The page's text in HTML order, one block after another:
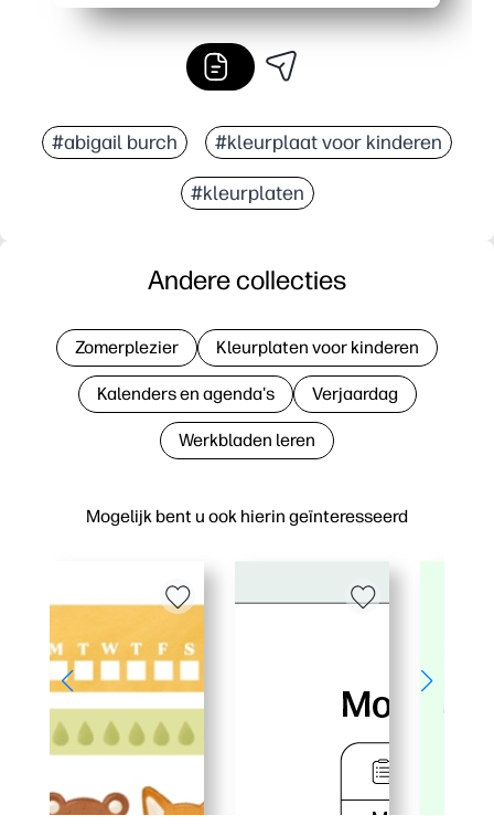
#abigail burch #kleurplaat voor kinderen
#kleurplaten
Mogelijk bent u ook hierin geïnteresseerd
Andere collecties
Zomerplezier Kleurplaten voor kinderen
Kalenders en agenda's Verjaardag
Werkbladen leren